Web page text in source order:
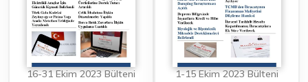
16-31 Ekim 2023 Bülteni 1-15 Ekim 2023 Bülteni